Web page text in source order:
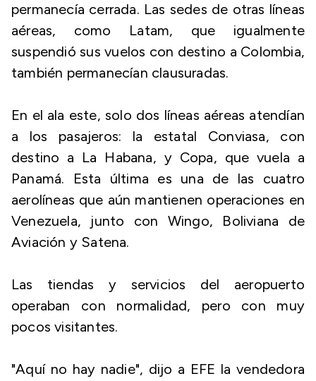
permanecía cerrada. Las sedes de otras líneas
aéreas, como Latam, que igualmente
suspendió sus vuelos con destino a Colombia,
también permanecían clausuradas.
En el ala este, solo dos líneas aéreas atendían
a los pasajeros: la estatal Conviasa, con
destino a La Habana, y Copa, que vuela a
Panamá. Esta última es una de las cuatro
aerolíneas que aún mantienen operaciones en
Venezuela, junto con Wingo, Boliviana de
Aviación y Satena.
Las tiendas y servicios del aeropuerto
operaban con normalidad, pero con muy
pocos visitantes.
"Aquí no hay nadie", dijo a EFE la vendedora